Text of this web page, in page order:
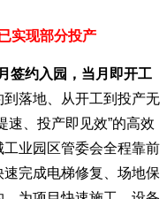
实现部分投产
签约入园，当月即开工
到落地、从开工到投产无
速、投产即见效”的高效
业园区管委会全程靠前
完成电梯修复、场地保